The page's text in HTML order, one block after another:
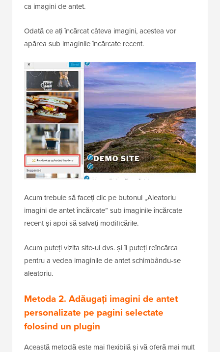
ca imagini de antet.
Odată ce ați încărcat câteva imagini, acestea vor
apărea sub imaginile încărcate recent.
Acum trebuie să faceți clic pe butonul „Aleatoriu
imagini de antet încărcate” sub imaginile încărcate
recent și apoi să salvați modificările.
Acum puteți vizita site-ul dvs. și îl puteți reîncărca
pentru a vedea imaginile de antet schimbându-se
aleatoriu.
Metoda 2. Adăugați imagini de antet
personalizate pe pagini selectate
folosind un plugin
Această metodă este mai flexibilă și vă oferă mai mult